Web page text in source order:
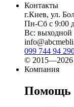
Контакты
г.Киев, ул.
Пн-Сб с 9:00
Вс: выходной
099 744 94 29
© 2015—2026
Компания
Помощь